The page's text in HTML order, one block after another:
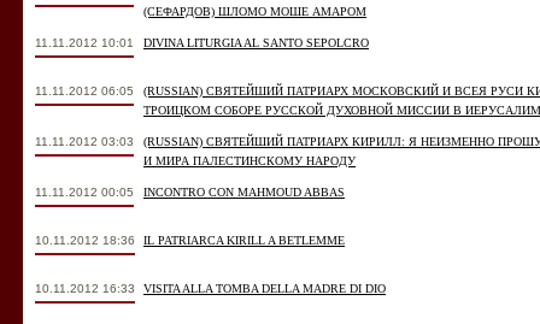
(СЕФАРДОВ) ШЛОМО МОШЕ АМАРОМ
11.11.2012 10:01 DIVINA LITURGIA AL SANTO SEPOLCRO
11.11.2012 06:05
(RUSSIAN) СВЯТЕЙШИЙ ПАТРИАРХ МОСКОВСКИЙ И ВСЕЯ РУСИ
ТРОИЦКОМ СОБОРЕ РУССКОЙ ДУХОВНОЙ МИССИИ В
11.11.2012 03:03
(RUSSIAN) СВЯТЕЙШИЙ ПАТРИАРХ КИРИЛЛ: Я НЕИЗМЕННО
И МИРА ПАЛЕСТИНСКОМУ НАРОДУ
11.11.2012 00:05 INCONTRO CON MAHMOUD ABBAS
10.11.2012 18:36 IL PATRIARCA KIRILL A BETLEMME
10.11.2012 16:33 VISITA ALLA TOMBA DELLA MADRE DI DIO